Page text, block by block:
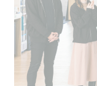
採用をお考えの方 運営会
利用者情報の外部送信
利
転職サイトGreen 専